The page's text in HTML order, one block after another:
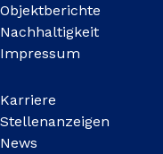
Objektberichte
Nachhaltigkeit
Impressum
Karriere
Stellenanzeigen
News